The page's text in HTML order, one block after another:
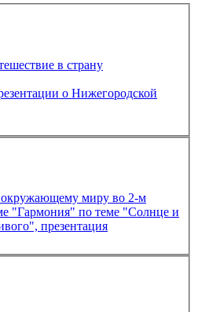
в страну
о Нижегородской
окружающему миру во 2-м
"Гармония" по теме "Солнце и
презентация